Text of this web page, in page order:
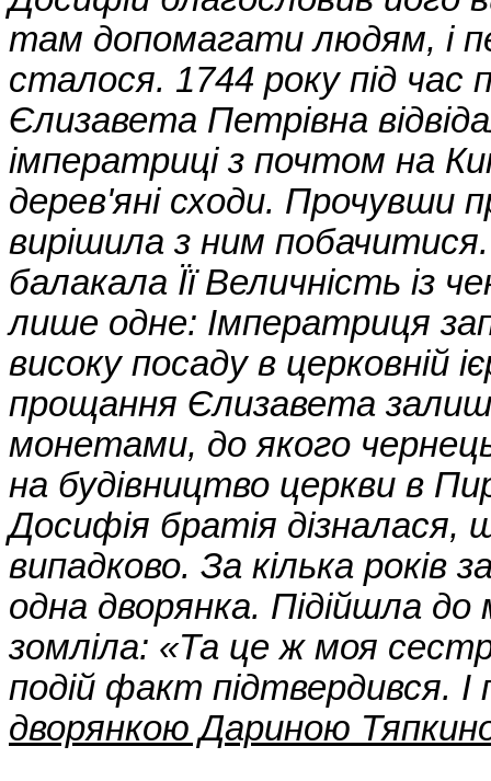
там допомагати людям, і
сталося. 1744 року під час
Єлизавета Петрівна
імператриці з почтом на
дерев'яні сходи. Прочувши
вирішила з ним
балакала Її Величність із
лише одне: Імператриця
високу посаду в церковній
прощання Єлизавета
монетами, до якого
на будівництво церкви в
Досифія братія дізналася,
випадково. За кілька років
одна дворянка. Підійшла
зомліла: «Та це ж моя
подій факт підтвердився. І
дворянкою Дариною